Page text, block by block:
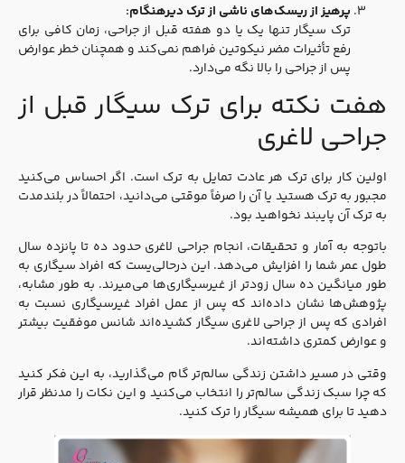
پرهیز از ریسک‌های ناشی از ترک دیرهنگام:
ترک سیگار تنها یک یا دو هفته قبل از جراحی، زمان کافی برای
رفع تأثیرات مضر نیکوتین فراهم نمی‌کند و همچنان خطر عوارض
پس از جراحی را بالا نگه می‌دارد.
هفت نکته برای ترک سیگار قبل از
جراحی لاغری
اولین کار برای ترک هر عادت تمایل به ترک است. اگر احساس می‌کنید
مجبور به ترک هستید یا آن را صرفاً موقتی می‌دانید، احتمالاً در بلندمدت
به ترک آن پایبند نخواهید بود.
باتوجه به آمار و تحقیقات، انجام جراحی لاغری حدود ده تا پانزده سال
طول عمر شما را افزایش می‌دهد. این درحالی‌یست که افراد سیگاری به
طور میانگین ده سال زودتر از غیرسیگاری‌ها می‌میرند. به طور مشابه،
پژوهش‌ها نشان داده‌اند که پس از عمل افراد غیرسیگاری نسبت به
افرادی که پس از جراحی لاغری سیگار کشیده‌اند شانس موفقیت بیشتر
و عوارض کمتری داشته‌اند.
وقتی در مسیر داشتن زندگی سالم‌تر گام می‌گذارید، به این فکر کنید
که چرا سبک زندگی سالم‌تر را انتخاب می‌کنید و این نکات را مدنظر قرار
دهید تا برای همیشه سیگار را ترک کنید.